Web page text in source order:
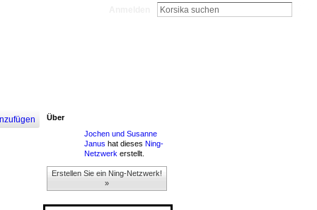
Über
Jochen und Susanne
Janus hat dieses Ning-
Netzwerk erstellt.
Erstellen Sie ein Ning-Netzwerk!
»